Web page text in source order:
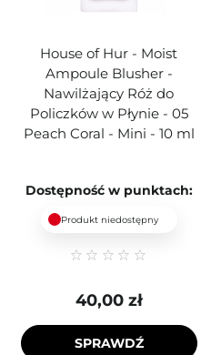
House of Hur - Moist
Ampoule Blusher -
Nawilżający Róż do
Policzków w Płynie - 05
Peach Coral - Mini - 10 ml
Dostępność w punktach:
Produkt niedostępny
40,00 zł
SPRAWDŹ